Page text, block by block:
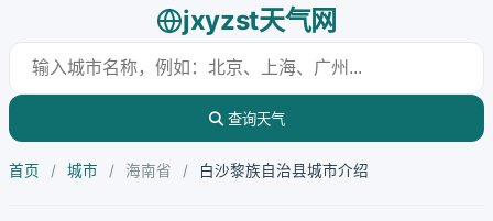
jxyzst天气网
查询天气
首页 / 城市 / 海南省 / 白沙黎族自治县城市介绍